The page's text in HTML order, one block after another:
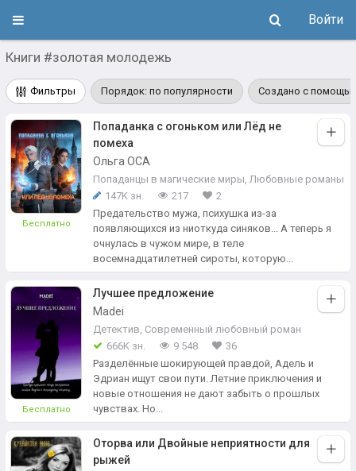
Войти
Книги #золотая молодежь
Фильтры Порядок: по популярности Создано с
Бесплатно
Попаданка с огоньком или Лёд не
помеха
Ольга ОСА
Попаданцы в магические миры, Любовные романы
147K зн.
217
2
Предательство мужа, психушка из-за
появляющихся из ниоткуда синяков... А теперь я
очнулась в чужом мире, в теле
восемнадцатилетней сироты, которую...
Бесплатно
Лучшее предложение
Madei
Детектив, Современный любовный роман
666K зн.
9 548
36
Разделённые шокирующей правдой, Адель и
Эдриан ищут свои пути. Летние приключения и
новые отношения не дают забыть о прошлых
чувствах. Но...
Оторва или Двойные неприятности для
рыжей